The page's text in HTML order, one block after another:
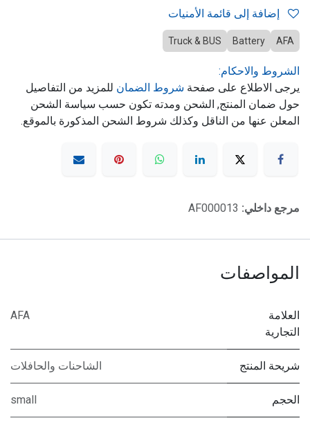
AFA
Battery
Truck & BUS
الشروط والاحكام:
يرجى الاطلاع على صفحة شروط الضمان للمزيد من التفاصيل
حول ضمان المنتج, الشحن ومدته تكون حسب سياسة الشحن
المعلن عنها من الناقل وكذلك شروط الشحن المذكورة بالموقع.
مرجع داخلي: AF000013
المواصفات
العلامة
التجارية
AFA
شريحة المنتج الشاحنات والحافلات
الحجم small